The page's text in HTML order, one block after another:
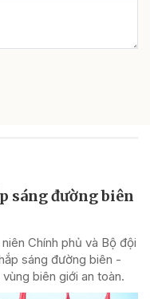
sáng đường biên
Chính phủ và Bộ đội
sáng đường biên -
biên giới an toàn.